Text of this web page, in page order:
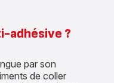
adhésive ?
par son
de coller